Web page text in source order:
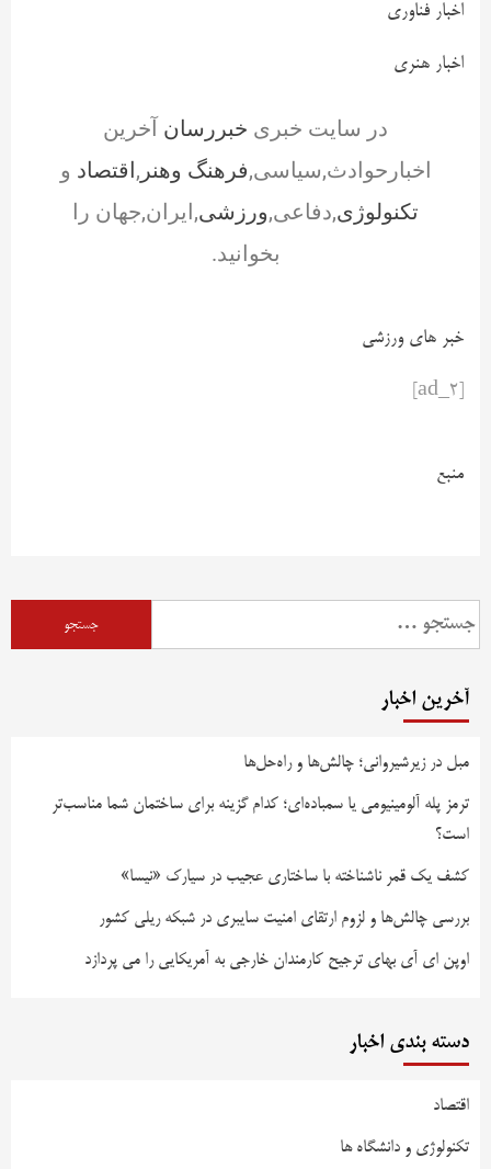
اخبار فناوری
اخبار هنری
در سایت خبری خبررسان آخرین
اخبارحوادث,سیاسی,فرهنگ وهنر ,اقتصاد و
تکنولوژی,دفاعی,ورزشی,ایران,جهان را
بخوانید.
خبر های ورزشی
منبع
آخرین اخبار
مبل در زیرشیروانی؛ چالش‌ها و راه‌حل‌ها
ترمز پله آلومینیومی یا سمباده‌ای؛ کدام گزینه برای ساختمان شما مناسب‌تر
است؟
کشف یک قمر ناشناخته با ساختاری عجیب در سیارک «نیسا»
بررسی چالش‌ها و لزوم ارتقای امنیت سایبری در شبکه ریلی کشور
اوپن ای آی بهای ترجیح کارمندان خارجی به آمریکایی را می پردازد
دسته بندی اخبار
اقتصاد
تکنولوژی و دانشگاه ها